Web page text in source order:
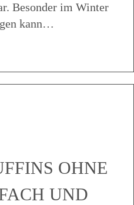
Besonder im Winter
kann…
OHNE
UND